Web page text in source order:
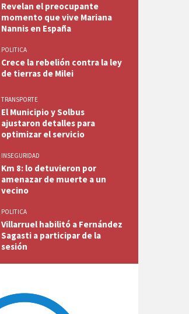
Revelan el preocupante
momento que vive Mariana
Nannis en España
POLITICA
Crece la rebelión contra la ley
de tierras de Milei
TRANSPORTE
El Municipio y Solbus
ajustaron detalles para
optimizar el servicio
INSEGURIDAD
Km 8: lo detuvieron por
amenazar de muerte a un
vecino
POLITICA
Villarruel habilitó a Fernández
Sagasti a participar de la
sesión